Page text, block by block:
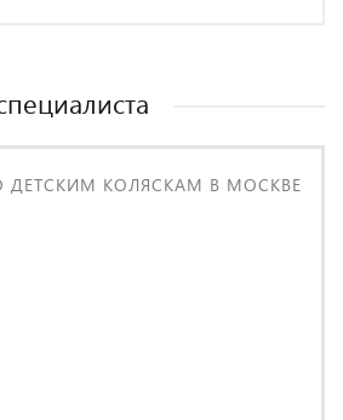
ДЕТСКИМ КОЛЯСКАМ В МОСКВЕ